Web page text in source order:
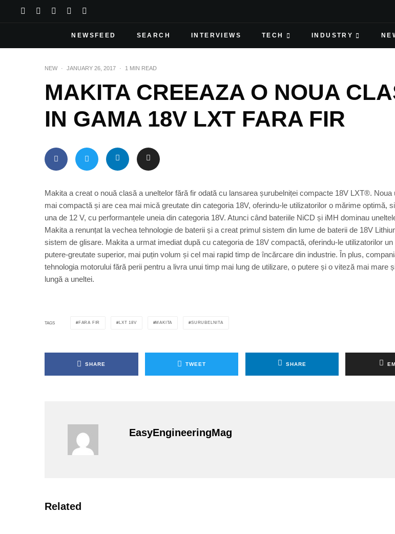
NEWSFEED SEARCH INTERVIEWS TECH INDUSTRY
NEW · JANUARY 26, 2017 · 1 MIN READ
MAKITA CREEAZA O NOUA
IN GAMA 18V LXT FARA FIR
Makita a creat o nouă clasă a uneltelor fără fir odată cu lansarea șurubelniței compacte 18V LXT®. Noua
mai compactă și are cea mai mică greutate din categoria 18V, oferindu-le utilizatorilor o mărime optimă,
una de 12 V, cu performanțele uneia din categoria 18V. Atunci când bateriile NiCD și iMH dominau
Makita a renunțat la vechea tehnologie de baterii și a creat primul sistem din lume de baterii de 18V
sistem de glisare. Makita a urmat imediat după cu categoria de 18V compactă, oferindu-le utilizatorilor un
putere-greutate superior, mai puțin volum și cel mai rapid timp de încărcare din industrie. În plus,
tehnologia motorului fără perii pentru a livra unui timp mai lung de utilizare, o putere și o viteză mai mare
lungă a uneltei.
TAGS FARA FIR LXT 18V MAKITA SURUBELNITA
SHARE TWEET SHARE
EasyEngineeringMag
Related